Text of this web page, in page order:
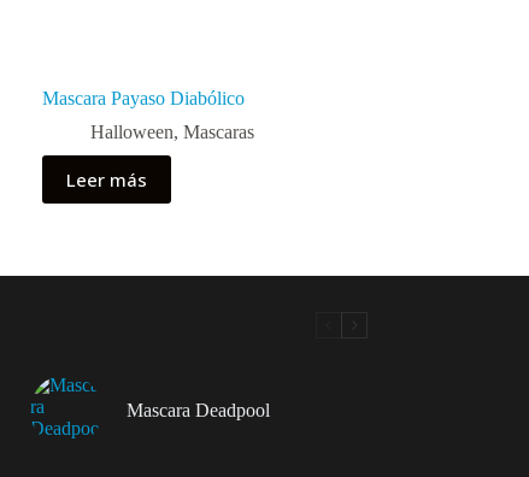
Mascara Payaso Diabólico
Halloween, Mascaras
Leer más
Mascara Deadpool